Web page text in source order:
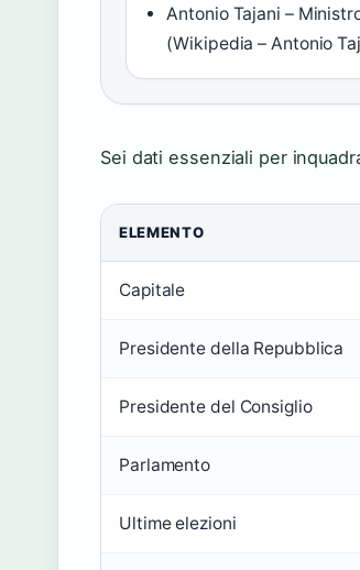
Antonio Tajani –
(Wikipedia – Antonio
Sei dati essenziali per
ELEMENTO
Capitale
Presidente della Repubblica
Presidente del Consiglio
Parlamento
Ultime elezioni